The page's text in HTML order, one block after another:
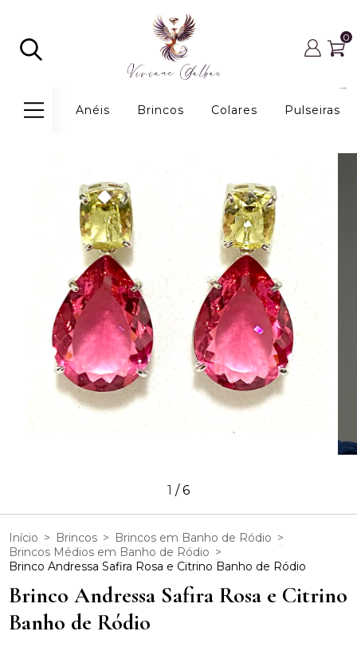
0
Anéis Brincos Colares Pulseiras
1 /6
Início > Brincos > Brincos em Banho de Ródio >
Brincos Médios em Banho de Ródio >
Brinco Andressa Safira Rosa e Citrino Banho de Ródio
Brinco Andressa Safira Rosa e Citrino
Banho de Ródio